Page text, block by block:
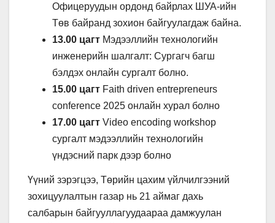
Офицеруудын ордонд байрлах ШУА-ийн
Төв байранд зохион байгуулагдаж байна.
13.00 цагт Мэдээллийн технологийн
инженерийн шалгалт: Сургагч багш
бэлдэх онлайн сургалт болно.
15.00 цагт Faith driven entrepreneurs
conference 2025 онлайн хурал болно
17.00 цагт Video encoding workshop
сургалт мэдээллийн технологийн
үндэсний парк дээр болно
Үүний зэрэгцээ, Төрийн цахим үйлчилгээний
зохицуулалтын газар нь 21 аймаг дахь
салбарын байгууллагуудаараа дамжуулан